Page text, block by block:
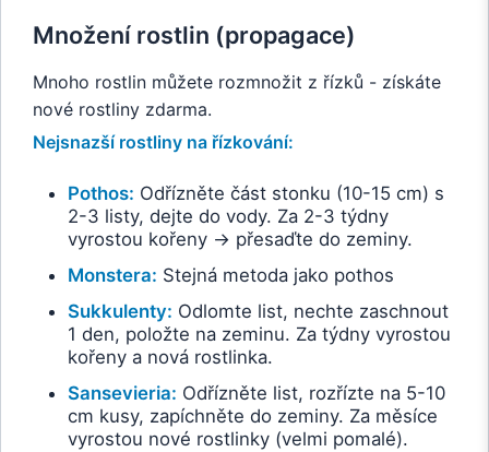
Množení rostlin (propagace)
Mnoho rostlin můžete rozmnožit z řízků - získáte
nové rostliny zdarma.
Nejsnazší rostliny na řízkování:
Pothos: Odřízněte část stonku (10-15 cm) s
2-3 listy, dejte do vody. Za 2-3 týdny
vyrostou kořeny → přesaďte do zeminy.
Monstera: Stejná metoda jako pothos
Sukkulenty: Odlomte list, nechte zaschnout
1 den, položte na zeminu. Za týdny vyrostou
kořeny a nová rostlinka.
Sansevieria: Odřízněte list, rozřízte na 5-10
cm kusy, zapíchněte do zeminy. Za měsíce
vyrostou nové rostlinky (velmi pomalé).